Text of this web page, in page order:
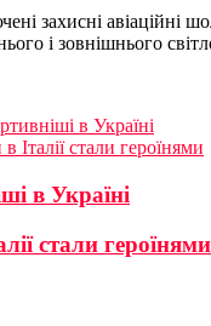
захисні
і зовнішнього
в Україні
Італії стали героїнями
в Україні
стали героїнями